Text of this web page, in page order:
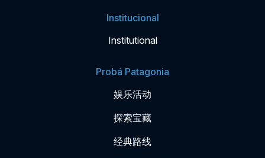
Institucional
Institutional
Probá Patagonia
娱乐活动
探索宝藏
经典路线